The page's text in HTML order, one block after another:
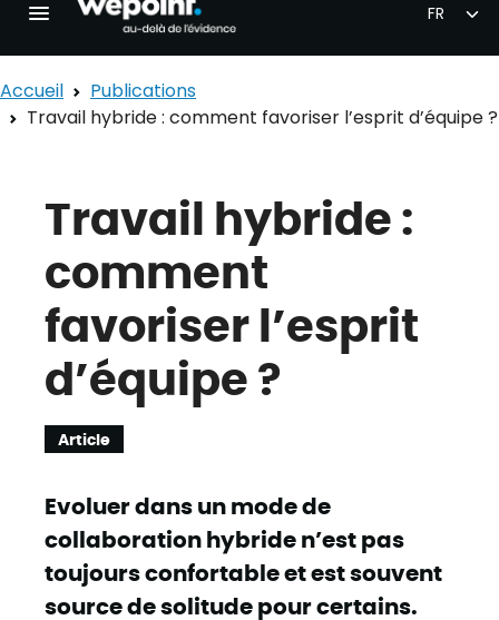
Ouvrir la navigation principale
Accueil
Publications
Travail hybride : comment favoriser l’esprit d’équipe ?
Travail hybride :
comment
favoriser l’esprit
d’équipe ?
Article
Evoluer dans un mode de
collaboration hybride n’est pas
toujours confortable et est souvent
source de solitude pour certains.